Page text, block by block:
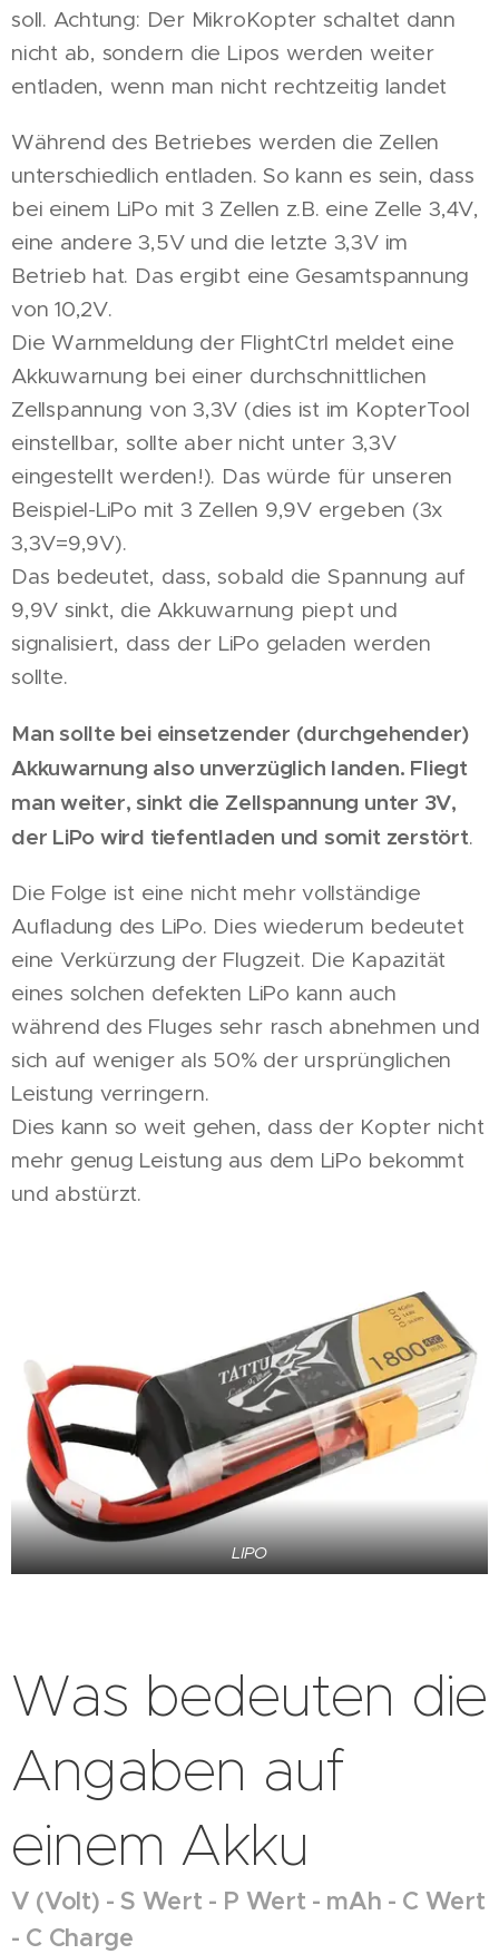
soll. Achtung: Der MikroKopter schaltet dann
nicht ab, sondern die Lipos werden weiter
entladen, wenn man nicht rechtzeitig landet
Während des Betriebes werden die Zellen
unterschiedlich entladen. So kann es sein, dass
bei einem LiPo mit 3 Zellen z.B. eine Zelle 3,4V,
eine andere 3,5V und die letzte 3,3V im
Betrieb hat. Das ergibt eine Gesamtspannung
von 10,2V.
Die Warnmeldung der FlightCtrl meldet eine
Akkuwarnung bei einer durchschnittlichen
Zellspannung von 3,3V (dies ist im KopterTool
einstellbar, sollte aber nicht unter 3,3V
eingestellt werden!). Das würde für unseren
Beispiel-LiPo mit 3 Zellen 9,9V ergeben (3x
3,3V=9,9V).
Das bedeutet, dass, sobald die Spannung auf
9,9V sinkt, die Akkuwarnung piept und
signalisiert, dass der LiPo geladen werden
sollte.
Man sollte bei einsetzender (durchgehender)
Akkuwarnung also unverzüglich landen. Fliegt
man weiter, sinkt die Zellspannung unter 3V,
der LiPo wird tiefentladen und somit zerstört.
Die Folge ist eine nicht mehr vollständige
Aufladung des LiPo. Dies wiederum bedeutet
eine Verkürzung der Flugzeit. Die Kapazität
eines solchen defekten LiPo kann auch
während des Fluges sehr rasch abnehmen und
sich auf weniger als 50% der ursprünglichen
Leistung verringern.
Dies kann so weit gehen, dass der Kopter nicht
mehr genug Leistung aus dem LiPo bekommt
und abstürzt.
LIPO
Was bedeuten die
Angaben auf
einem Akku
V (Volt) - S Wert - P Wert - mAh - C Wert
- C Charge